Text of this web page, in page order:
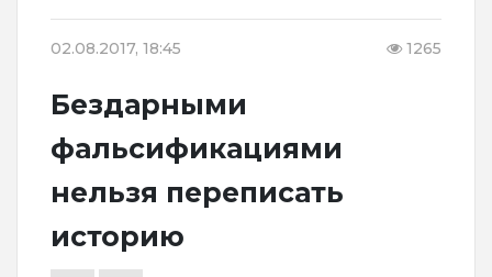
02.08.2017, 18:45 1265
Бездарными
фальсификациями
нельзя переписать
историю